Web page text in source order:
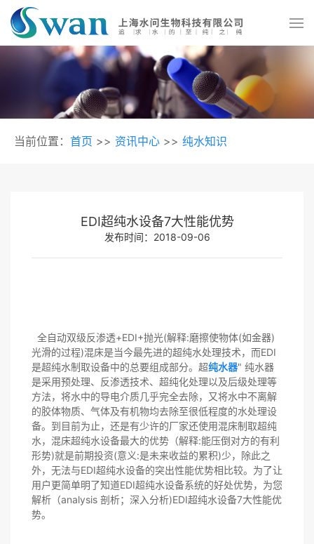
当前位置： 首页 >> 资讯中心 >> 纯水知识
EDI超纯水设备7大性能优势
发布时间：2018-09-06
全自动双级反渗透+EDI+抛光(解释:磨擦使物体(如金器)
光滑的过程)混床是当今最先进的超纯水处理技术，而EDI
是超纯水制取设备中的总要组成部分。超纯水器" 纯水器
是采用预处理、反渗透技术、超纯化处理以及后级处理等
方法，将水中的导电介质几乎完全去除，又将水中不离解
的胶体物质、气体及有机物均去除至很低程度的水处理设
备。到目前为止，还是有少许的厂家还使用混床制取超纯
水，混床超纯水设备最大的优势（解释:能压倒对方的有利
形势)就是前期投资(意义:是未来收益的累积)少，除此之
外，无法与EDI超纯水设备的突出性能优势相比较。为了让
用户更简单明了知道EDI超纯水设备系统的好处优势，为您
解析（analysis 剖析；深入分析)EDI超纯水设备7大性能优
势。